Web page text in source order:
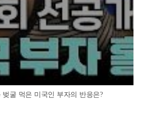
굴 먹은 미국인 부자의 반응은?